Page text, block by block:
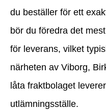
du beställer för ett
bör du föredra det
för leverans, vilket
närheten av Viborg,
låta fraktbolaget
utlämningsställe.